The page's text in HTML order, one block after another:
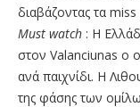
διαβάζοντας τα
Must watch : Η
στον Valanciunas ο
ανά παιχνίδι. Η
της φάσης των